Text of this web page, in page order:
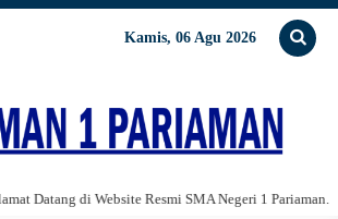
Kamis, 06 Agu 2026
Datang di Website Resmi SMA Negeri 1 Pariaman.